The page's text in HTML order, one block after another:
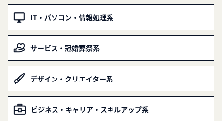
IT・パソコン・情報処理系
サービス・冠婚葬祭系
デザイン・クリエイター系
ビジネス・キャリア・スキルアップ系